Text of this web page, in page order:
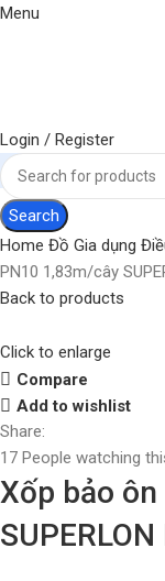
Menu
Login / Register
Search
Home Đồ Gia dụng
PN10 1,83m/cây
Back to products
Click to enlarge
Compare
Add to wishlist
Share:
17 People watching
Xốp bảo